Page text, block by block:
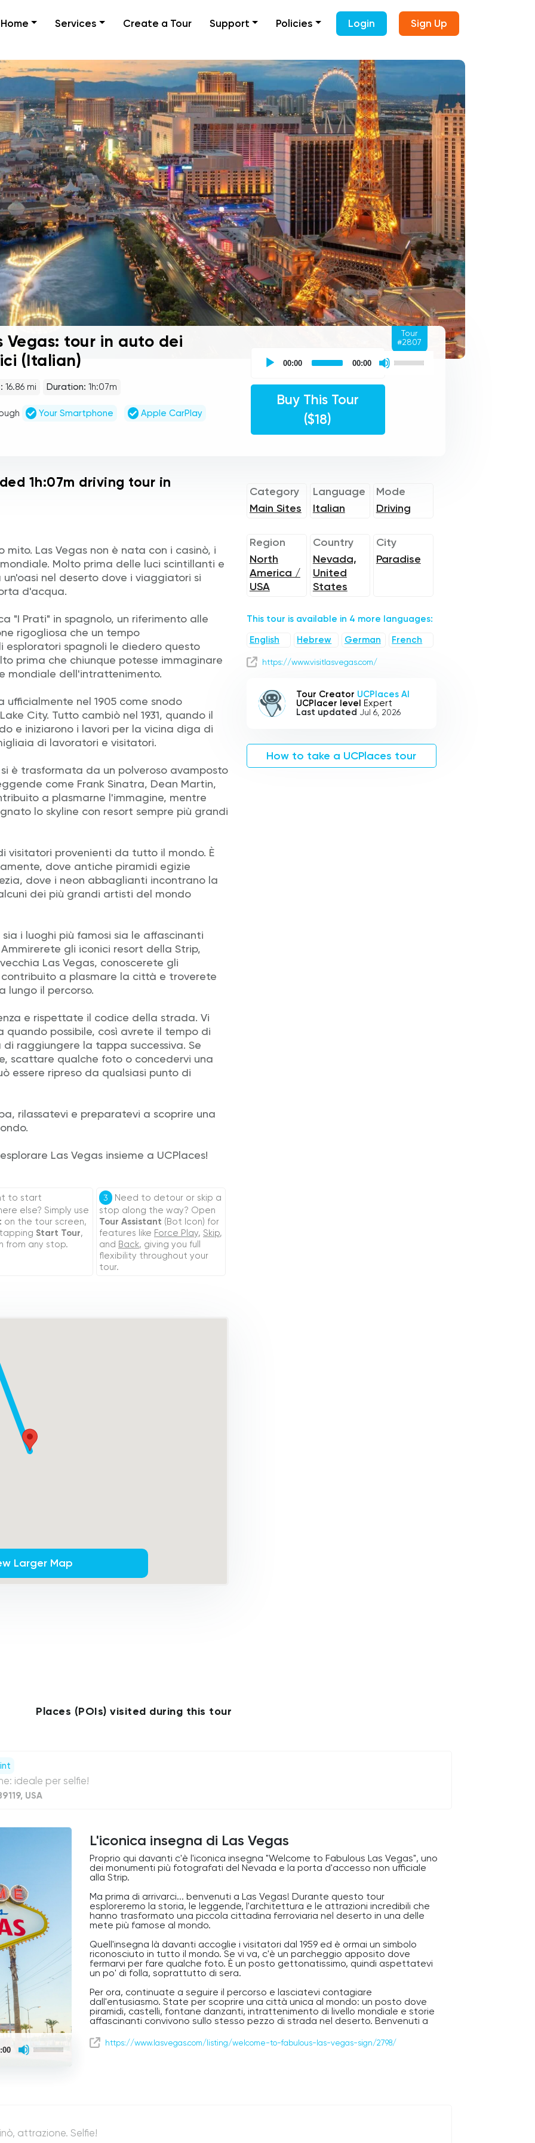
Home Services Create a Tour Support Policies Login Sign Up
Vegas: tour in auto dei
(Italian)
16.86 mi Duration: 1h:07m
Your Smartphone Apple CarPlay
self
Player
00:00 00:00
Up/Down
Buy This Tour
($18)
Tour
#2807
1h:07m driving tour in
mito. Las Vegas non è nata con i casinò, i
Molto prima delle luci scintillanti e
nel deserto dove i viaggiatori si
d'acqua.
"I Prati" in spagnolo, un riferimento alle
rigogliosa che un tempo
esploratori spagnoli le diedero questo
prima che chiunque potesse immaginare
mondiale dell'intrattenimento.
nel 1905 come snodo
City. Tutto cambiò nel 1931, quando il
e iniziarono i lavori per la vicina diga di
di lavoratori e visitatori.
è trasformata da un polveroso avamposto
come Frank Sinatra, Dean Martin,
a plasmarne l'immagine, mentre
lo skyline con resort sempre più grandi
visitatori provenienti da tutto il mondo. È
dove antiche piramidi egizie
dove i neon abbaglianti incontrano la
dei più grandi artisti del mondo
i luoghi più famosi sia le affascinanti
gli iconici resort della Strip,
Las Vegas, conoscerete gli
a plasmare la città e troverete
lungo il percorso.
e rispettate il codice della strada. Vi
possibile, così avrete il tempo di
raggiungere la tappa successiva. Se
scattare qualche foto o concedervi una
essere ripreso da qualsiasi punto di
rilassatevi e preparatevi a scoprire una
Las Vegas insieme a UCPlaces!
to start
else? Simply use
on the tour screen,
Start Tour,
from any stop.
3
Need to detour or skip a
stop along the way? Open
Tour Assistant (Bot Icon) for
features like Force Play,Skip,
and Back, giving you full
flexibility throughout your
tour.
Larger Map
Category
Main Sites
Language
Italian
Mode
Driving
Region
North
America /
USA
Country
Nevada,
United
States
City
Paradise
This tour is available in 4 more languages:
English
Hebrew German French
https://www.visitlasvegas.com/
Tour Creator UCPlaces AI
UCPlacer level Expert
Last updated Jul 6, 2026
How to take a UCPlaces tour
Places (POIs) visited during this tour
ideale per selfie!
USA
Up/Down
L'iconica insegna di Las Vegas
Proprio qui davanti c'è l'iconica insegna "Welcome to Fabulous Las Vegas", uno
dei monumenti più fotografati del Nevada e la porta d'accesso non ufficiale
alla Strip.
Ma prima di arrivarci... benvenuti a Las Vegas! Durante questo tour
esploreremo la storia, le leggende, l'architettura e le attrazioni incredibili che
hanno trasformato una piccola cittadina ferroviaria nel deserto in una delle
mete più famose al mondo.
Quell'insegna là davanti accoglie i visitatori dal 1959 ed è ormai un simbolo
riconosciuto in tutto il mondo. Se vi va, c'è un parcheggio apposito dove
fermarvi per fare qualche foto. È un posto gettonatissimo, quindi aspettatevi
un po' di folla, soprattutto di sera.
Per ora, continuate a seguire il percorso e lasciatevi contagiare
dall'entusiasmo. State per scoprire una città unica al mondo: un posto dove
piramidi, castelli, fontane danzanti, intrattenimento di livello mondiale e storie
affascinanti convivono sullo stesso pezzo di strada nel deserto. Benvenuti a
https://www.lasvegas.com/listing/welcome-to-fabulous-las-vegas-sign/2798/
attrazione. Selfie!